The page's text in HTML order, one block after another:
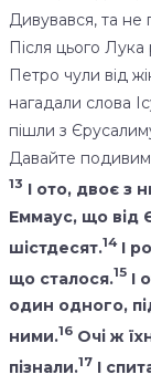
Дивувався, та не
Після цього Лука
Петро чули від
нагадали слова
пішли з
Давайте
13 І ото, двоє з
Еммаус, що від
шістдесят.14І
що сталося.15 І
один одного,
ними.16 Очі ж
пізнали.17 І